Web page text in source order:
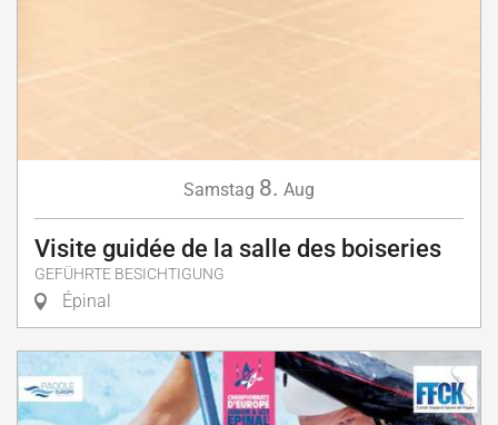
Samstag 8. Aug
Visite guidée de la salle des boiseries
GEFÜHRTE BESICHTIGUNG
Épinal